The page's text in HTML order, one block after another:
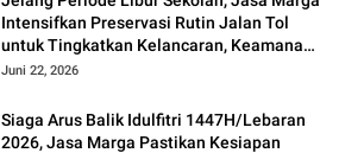
Intensifkan Preservasi Rutin Jalan Tol
untuk Tingkatkan Kelancaran, Keamanan
dan Kenyamanan Perjalanan
Juni 22, 2026
Siaga Arus Balik Idulfitri 1447H/Lebaran
2026, Jasa Marga Pastikan Kesiapan